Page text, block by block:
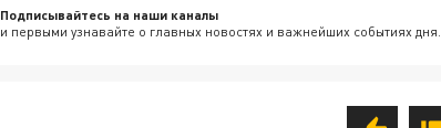
Подписывайтесь на наши каналы
и первыми узнавайте о главных новостях и важнейших событиях дня.